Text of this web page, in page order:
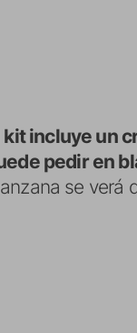
kit incluye un
pedir en
se verá